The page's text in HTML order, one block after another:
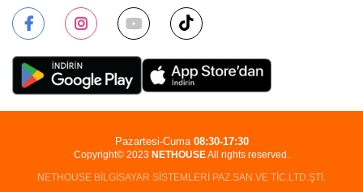
Copyright© 2023 NETHOUSEAll rights reserved.
NETHOUSE BİLGİSAYAR SİSTEMLERİ PAZ.SAN.VE TİC.LTD.ŞTİ.
Pazartesi-Cuma 08:30-17:30